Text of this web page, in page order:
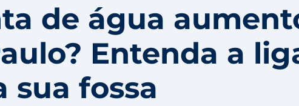
de água
Entenda a
sua fossa